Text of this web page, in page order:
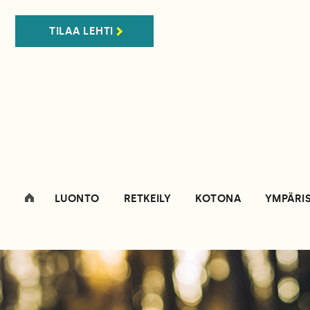
TILAA LEHTI
LUONTO RETKEILY KOTONA